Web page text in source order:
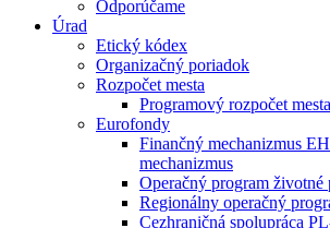
Odporúčame
Úrad
Etický kódex
Organizačný poriadok
Rozpočet mesta
Programový rozpočet mesta
Eurofondy
Finančný mechanizmus
mechanizmus
Operačný program životné
Regionálny operačný
Cezhraničná spolupráca